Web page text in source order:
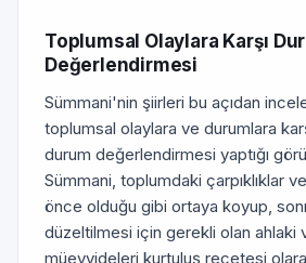
Toplumsal Olaylara Karşı
Değerlendirmesi
Sümmani'nin şiirleri bu açıdan
toplumsal olaylara ve durumlara
durum değerlendirmesi yaptığı
Sümmani, toplumdaki çarpıklıklar
önce olduğu gibi ortaya koyup,
düzeltilmesi için gerekli olan ahlaki
müeyyideleri kurtuluş reçetesi